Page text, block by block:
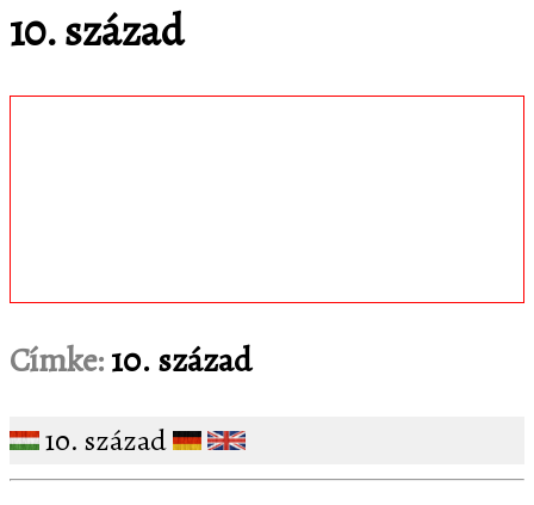
10. század
Címke:10. század
10. század